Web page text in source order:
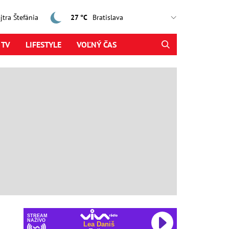
Štefánia 27 °C
LIFESTYLE VOĽNÝ ČAS
STREAM
NAŽIVO
Lea Daniš